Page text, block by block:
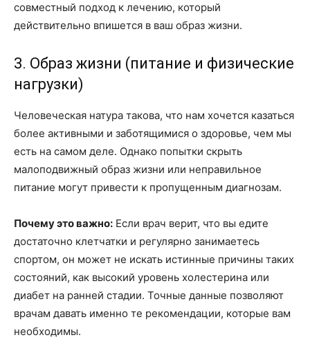
совместный подход к лечению, который
действительно впишется в ваш образ жизни.
3. Образ жизни (питание и физические
нагрузки)
Человеческая натура такова, что нам хочется казаться
более активными и заботящимися о здоровье, чем мы
есть на самом деле. Однако попытки скрыть
малоподвижный образ жизни или неправильное
питание могут привести к пропущенным диагнозам.
Почему это важно: Если врач верит, что вы едите
достаточно клетчатки и регулярно занимаетесь
спортом, он может не искать истинные причины таких
состояний, как высокий уровень холестерина или
диабет на ранней стадии. Точные данные позволяют
врачам давать именно те рекомендации, которые вам
необходимы.